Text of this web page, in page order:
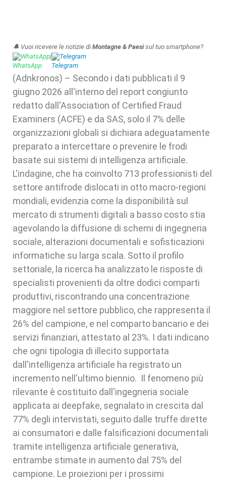
🔔 Vuoi ricevere le notizie di Montagne & Paesisul tuo smartphone?
WhatsApp| Telegram
(Adnkronos) – Secondo i dati pubblicati il 9
giugno 2026 all'interno del report congiunto
redatto dall'Association of Certified Fraud
Examiners (ACFE) e da SAS, solo il 7% delle
organizzazioni globali si dichiara adeguatamente
preparato a intercettare o prevenire le frodi
basate sui sistemi di intelligenza artificiale.
L'indagine, che ha coinvolto 713 professionisti del
settore antifrode dislocati in otto macro-regioni
mondiali, evidenzia come la disponibilità sul
mercato di strumenti digitali a basso costo stia
agevolando la diffusione di schemi di ingegneria
sociale, alterazioni documentali e sofisticazioni
informatiche su larga scala. Sotto il profilo
settoriale, la ricerca ha analizzato le risposte di
specialisti provenienti da oltre dodici comparti
produttivi, riscontrando una concentrazione
maggiore nel settore pubblico, che rappresenta il
26% del campione, e nel comparto bancario e dei
servizi finanziari, attestato al 23%. I dati indicano
che ogni tipologia di illecito supportata
dall'intelligenza artificiale ha registrato un
incremento nell'ultimo biennio. Il fenomeno più
rilevante è costituito dall'ingegneria sociale
applicata ai deepfake, segnalato in crescita dal
77% degli intervistati, seguito dalle truffe dirette
ai consumatori e dalle falsificazioni documentali
tramite intelligenza artificiale generativa,
entrambe stimate in aumento dal 75% del
campione. Le proiezioni per i prossimi